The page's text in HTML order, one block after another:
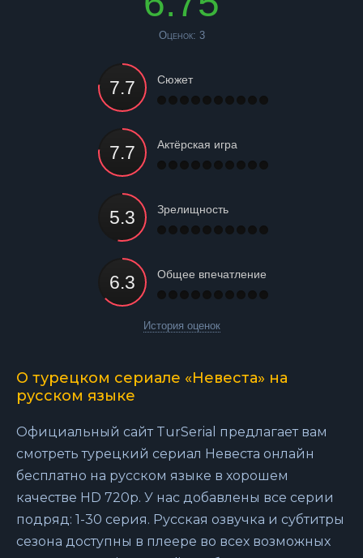
Оценок: 3
Сюжет
Актёрская игра
Зрелищность
Общее впечатление
История оценок
О турецком сериале «Невеста» на
русском языке
Официальный сайт TurSerial предлагает вам
смотреть турецкий сериал Невеста онлайн
бесплатно на русском языке в хорошем
качестве HD 720p. У нас добавлены все серии
подряд: 1-30 серия. Русская озвучка и субтитры
сезона доступны в плеере во всех возможных